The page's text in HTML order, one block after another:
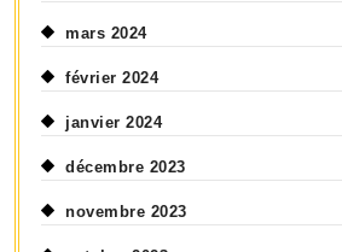
mars 2024
février 2024
janvier 2024
décembre 2023
novembre 2023